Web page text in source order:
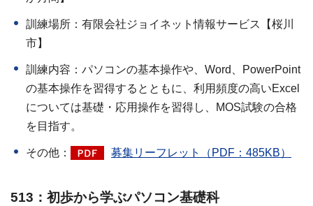
訓練場所：有限会社ジョイネット情報サービス【桜川
市】
訓練内容：パソコンの基本操作や、Word、PowerPoint
の基本操作を習得するとともに、利用頻度の高いExcel
については基礎・応用操作を習得し、MOS試験の合格
を目指す。
その他： 募集リーフレット（PDF：485KB）
513：初歩から学ぶパソコン基礎科